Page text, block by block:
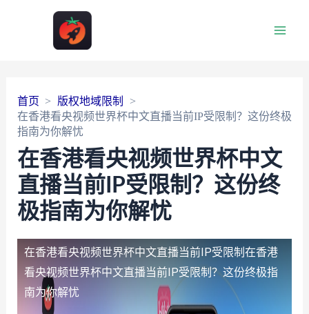
首页
版权地域限制
在香港看央视频世界杯中文直播当前IP受限制？这份终极
指南为你解忧
在香港看央视频世界杯中文
直播当前IP受限制？这份终
极指南为你解忧
在香港看央视频世界杯中文直播当前IP受限制 在香港
看央视频世界杯中文直播当前IP受限制？这份终极指
南为你解忧